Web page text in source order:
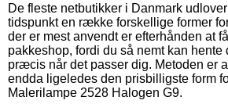
De fleste netbutikker i Danmark
tidspunkt en række forskellige former
der er mest anvendt er efterhånden at
pakkeshop, fordi du så nemt kan hente
præcis når det passer dig. Metoden er
endda ligeledes den prisbilligste form
Malerilampe 2528 Halogen G9.